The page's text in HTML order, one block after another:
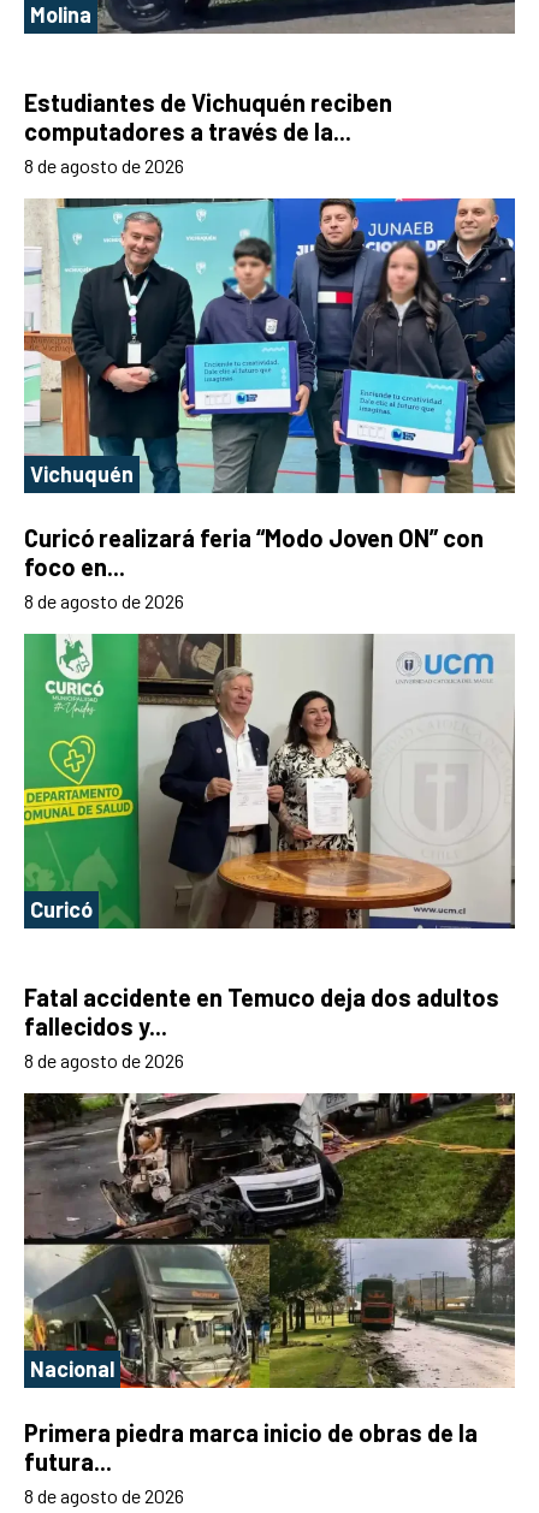
Molina
Estudiantes de Vichuquén reciben
computadores a través de la...
8 de agosto de 2026
Vichuquén
Curicó realizará feria “Modo Joven ON” con
foco en...
8 de agosto de 2026
Curicó
Fatal accidente en Temuco deja dos adultos
fallecidos y...
8 de agosto de 2026
Nacional
Primera piedra marca inicio de obras de la
futura...
8 de agosto de 2026